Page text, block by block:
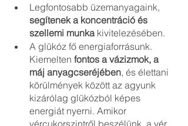
Legfontosabb üzemanyagaink,
segítenek a koncentráció és
szellemi munka kivitelezésében.
A glükóz fő energiaforrásunk.
Kiemelten fontos a vázizmok, a
máj anyagcseréjében, és élettani
körülmények között az agyunk
kizárólag glükózból képes
energiát nyerni. Amikor
vércukorszintről beszélünk, a vér